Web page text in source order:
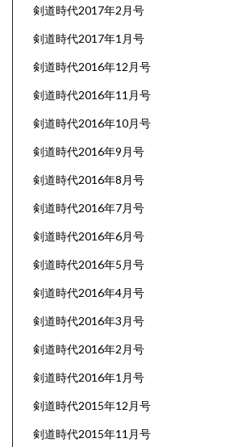
剣道時代2017年2月号
剣道時代2017年1月号
剣道時代2016年12月号
剣道時代2016年11月号
剣道時代2016年10月号
剣道時代2016年9月号
剣道時代2016年8月号
剣道時代2016年7月号
剣道時代2016年6月号
剣道時代2016年5月号
剣道時代2016年4月号
剣道時代2016年3月号
剣道時代2016年2月号
剣道時代2016年1月号
剣道時代2015年12月号
剣道時代2015年11月号